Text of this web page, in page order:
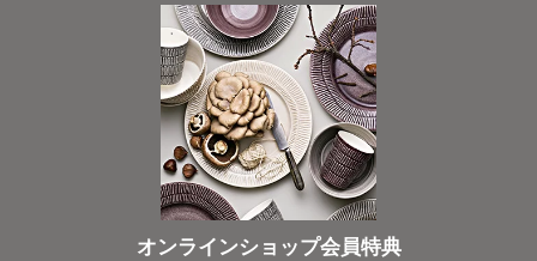
オンラインショップ会員特典